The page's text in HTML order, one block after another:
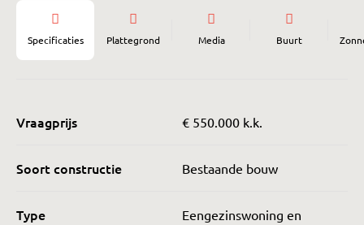
Specificaties Plattegrond Media Buurt
Vraagprijs € 550.000 k.k.
Soort constructie Bestaande bouw
Type
Eengezinswoning en